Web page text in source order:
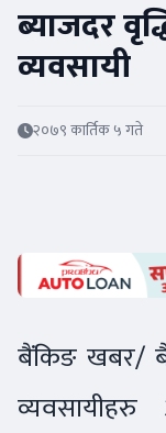
ब्याजदर
व्यवसायी
२०७९ कार्तिक ५ गते
बैंकिङ खबर/